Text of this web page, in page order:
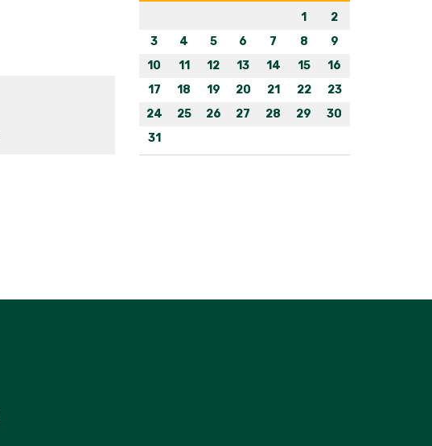
1
2
3
4 5 6 7 8
9
10
11 12 13 14 15
16
17
18 19 20 21 22
23
24
25 26 27 28 29
30
31